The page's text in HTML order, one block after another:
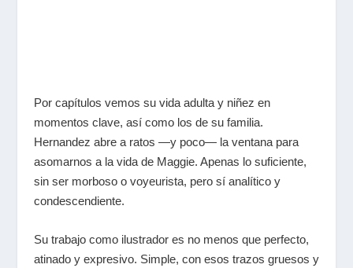
Por capítulos vemos su vida adulta y niñez en
momentos clave, así como los de su familia.
Hernandez abre a ratos —y poco— la ventana para
asomarnos a la vida de Maggie. Apenas lo suficiente,
sin ser morboso o voyeurista, pero sí analítico y
condescendiente.
Su trabajo como ilustrador es no menos que perfecto,
atinado y expresivo. Simple, con esos trazos gruesos y